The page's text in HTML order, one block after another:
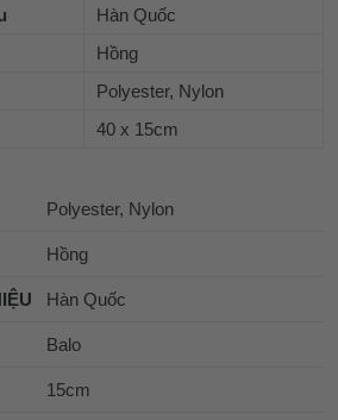
Hàn Quốc
Hồng
Polyester, Nylon
40 x 15cm
Polyester, Nylon
Hồng
Hàn Quốc
Balo
15cm